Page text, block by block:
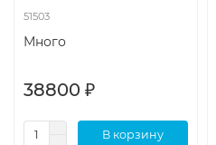
51503
Много
38800 ₽
В корзину